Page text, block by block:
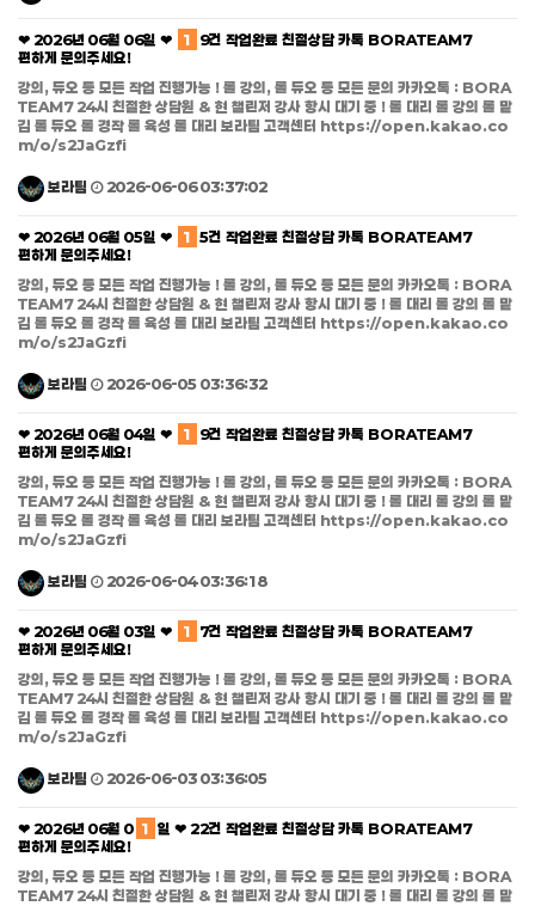
❤ 2026년 06월 06일 ❤ 1
9건 작업완료 친절상담 카톡 BORATEAM7
편하게 문의주세요!
강의, 듀오 등 모든 작업 진행가능 ! 롤 강의, 롤 듀오 등 모든 문의 카카오톡 : BORA
TEAM7 24시 친절한 상담원 & 현 챌린저 강사 항시 대기 중 ! 롤 대리 롤 강의 롤 맡
김 롤 듀오 롤 경작 롤 육성 롤 대리 보라팀 고객센터 https://open.kakao.co
m/o/s2JaGzfi
보라팀 2026-06-06 03:37:02
❤ 2026년 06월 05일 ❤ 1 5건 작업완료 친절상담 카톡 BORATEAM7
편하게 문의주세요!
강의, 듀오 등 모든 작업 진행가능 ! 롤 강의, 롤 듀오 등 모든 문의 카카오톡 : BORA
TEAM7 24시 친절한 상담원 & 현 챌린저 강사 항시 대기 중 ! 롤 대리 롤 강의 롤 맡
김 롤 듀오 롤 경작 롤 육성 롤 대리 보라팀 고객센터 https://open.kakao.co
m/o/s2JaGzfi
보라팀 2026-06-05 03:36:32
❤ 2026년 06월 04일 ❤ 1
9건 작업완료 친절상담 카톡 BORATEAM7
편하게 문의주세요!
강의, 듀오 등 모든 작업 진행가능 ! 롤 강의, 롤 듀오 등 모든 문의 카카오톡 : BORA
TEAM7 24시 친절한 상담원 & 현 챌린저 강사 항시 대기 중 ! 롤 대리 롤 강의 롤 맡
김 롤 듀오 롤 경작 롤 육성 롤 대리 보라팀 고객센터 https://open.kakao.co
m/o/s2JaGzfi
보라팀 2026-06-04 03:36:18
❤ 2026년 06월 03일 ❤ 1
7건 작업완료 친절상담 카톡 BORATEAM7
편하게 문의주세요!
강의, 듀오 등 모든 작업 진행가능 ! 롤 강의, 롤 듀오 등 모든 문의 카카오톡 : BORA
TEAM7 24시 친절한 상담원 & 현 챌린저 강사 항시 대기 중 ! 롤 대리 롤 강의 롤 맡
김 롤 듀오 롤 경작 롤 육성 롤 대리 보라팀 고객센터 https://open.kakao.co
m/o/s2JaGzfi
보라팀 2026-06-03 03:36:05
❤ 2026년 06월 0 1 일 ❤ 22건 작업완료 친절상담 카톡 BORATEAM7
편하게 문의주세요!
강의, 듀오 등 모든 작업 진행가능 ! 롤 강의, 롤 듀오 등 모든 문의 카카오톡 : BORA
TEAM7 24시 친절한 상담원 & 현 챌린저 강사 항시 대기 중 ! 롤 대리 롤 강의 롤 맡